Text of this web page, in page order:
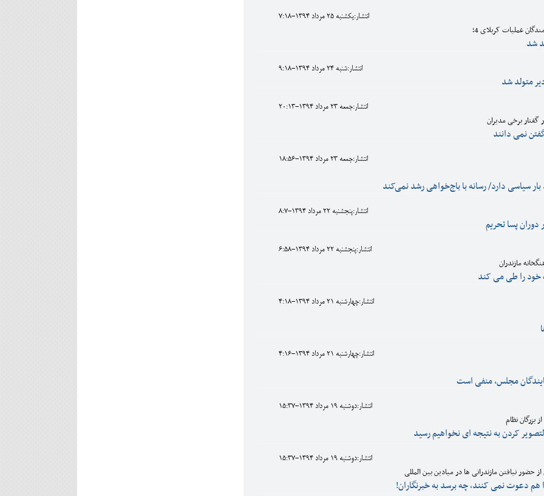
انتشار:يکشنبه 25 مرداد 1394-7:18
عملیات کربلای 4؛
شد
انتشار:شنبه 24 مرداد 1394-9:18
انتشار:جمعه 23 مرداد 1394-20:13
گفتار برخی مدیران
نمی دانند
انتشار:جمعه 23 مرداد 1394-18:56
سیاسی دارد/ رسانه با باج‌خواهی رشد نمی‌کند
انتشار:پنجشنبه 22 مرداد 1394-8:7
دوران پسا تحریم
انتشار:پنجشنبه 22 مرداد 1394-6:58
مازندران
خود را طی می کند
انتشار:چهارشنبه 21 مرداد 1394-4:18
انتشار:چهارشنبه 21 مرداد 1394-4:16
مجلس، منفی است
انتشار:دوشنبه 19 مرداد 1394-15:37
بزرگان نظام
کردن به نتیجه ای نخواهیم رسید
انتشار:دوشنبه 19 مرداد 1394-15:37
حضور نیافتن مازندرانی ها در میادین بین المللی
هم دعوت نمی کنند، چه برسد به خبرنگاران!